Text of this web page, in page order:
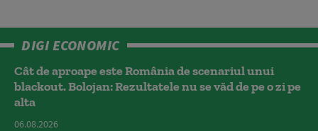
DIGI ECONOMIC
Cât de aproape este România de scenariul unui
blackout. Bolojan: Rezultatele nu se văd de pe o zi pe
alta
06.08.2026